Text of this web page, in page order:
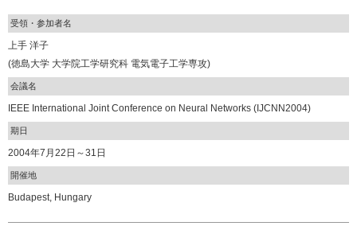
受領・参加者名
上手 洋子
(徳島大学 大学院工学研究科 電気電子工学専攻)
会議名
IEEE International Joint Conference on Neural Networks (IJCNN2004)
期日
2004年7月22日～31日
開催地
Budapest, Hungary